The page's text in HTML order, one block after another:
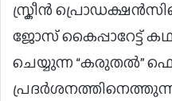
സ്ക്രീൻ
ജോസ് കൈപ്പാറേട്ട്
ചെയ്യുന്ന “കരുതൽ”